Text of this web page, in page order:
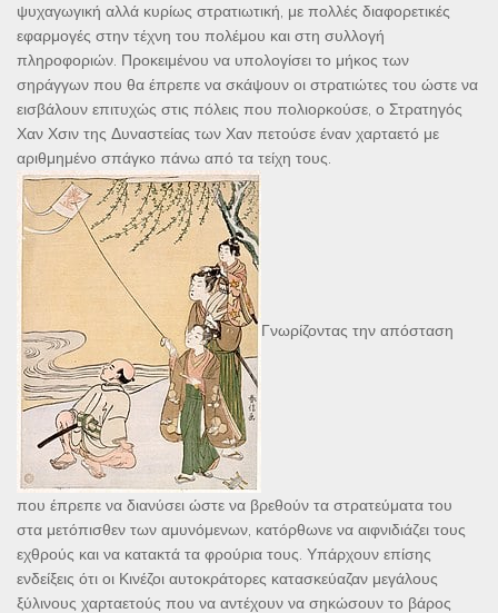
ψυχαγωγική αλλά κυρίως στρατιωτική, με πολλές διαφορετικές
εφαρμογές στην τέχνη του πολέμου και στη συλλογή
πληροφοριών. Προκειμένου να υπολογίσει το μήκος των
σηράγγων που θα έπρεπε να σκάψουν οι στρατιώτες του ώστε να
εισβάλουν επιτυχώς στις πόλεις που πολιορκούσε, ο Στρατηγός
Χαν Χσιν της Δυναστείας των Χαν πετούσε έναν χαρταετό με
αριθμημένο σπάγκο πάνω από τα τείχη τους.
Γνωρίζοντας την απόσταση
που έπρεπε να διανύσει ώστε να βρεθούν τα στρατεύματα του
στα μετόπισθεν των αμυνόμενων, κατόρθωνε να αιφνιδιάζει τους
εχθρούς και να κατακτά τα φρούρια τους. Υπάρχουν επίσης
ενδείξεις ότι οι Κινέζοι αυτοκράτορες κατασκεύαζαν μεγάλους
ξύλινους χαρταετούς που να αντέχουν να σηκώσουν το βάρος